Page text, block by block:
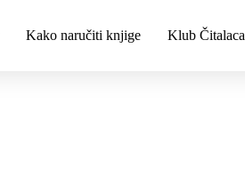
Kako naručiti knjige Klub Čitalaca